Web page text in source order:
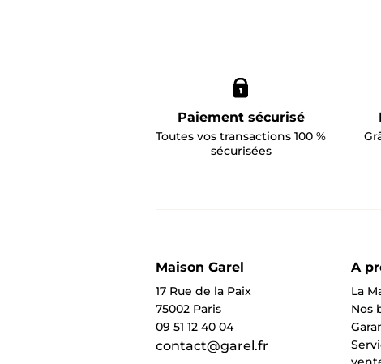
Paiement sécurisé
Toutes vos transactions 100 %
sécurisées
Maison Garel
17 Rue de la Paix
75002 Paris
09 51 12 40 04
contact@garel.fr
A
La
Nos